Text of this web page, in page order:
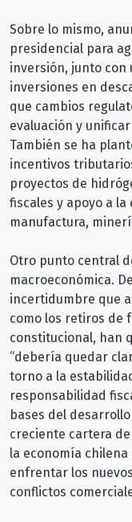
Sobre lo mismo,
presidencial para
inversión, junto con
inversiones en
que cambios
evaluación y
También se ha
incentivos
proyectos de
fiscales y apoyo a
manufactura,
Otro punto central
macroeconómica.
incertidumbre que
como los retiros de
constitucional, han
“debería quedar
torno a la
responsabilidad
bases del
creciente cartera
la economía
enfrentar los
conflictos